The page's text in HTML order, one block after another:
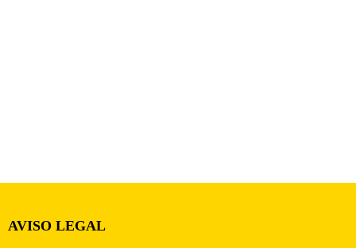
AVISO LEGAL